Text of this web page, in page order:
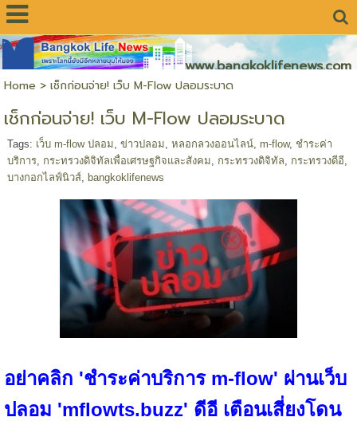
www.bangkoklifenews.com
Home > เช็กก่อนจ่าย! เว็บ M-Flow ปลอมระบาด
เช็กก่อนจ่าย! เว็บ M-Flow ปลอมระบาด
Tags: เว็บ m-flow ปลอม ข่าวปลอม หลอกลวงออนไลน์, m-flow, ชำระค่า
บริการ, กระทรวงดิจิทัลเพื่อเศรษฐกิจและสังคม กระทรวงดิจิทัล กระทรวงดีอี
บางกอกไลฟ์นิวส์, bangkoklifenews
อย่าคลิก 'ชำระค่าบริการ m-flow' ผ่านเว็บ
ปลอม 'mflowts.buzz' ดีอี เตือนเสี่ยงโดน